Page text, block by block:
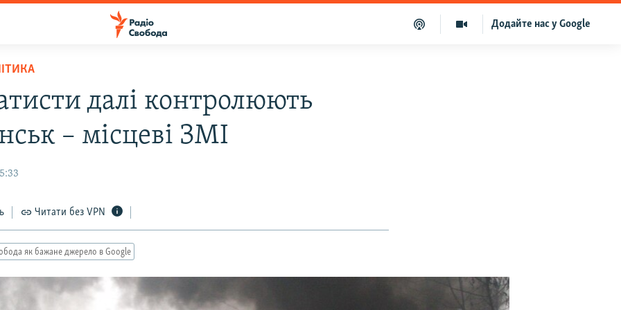
Додайте нас у Google
далі контролюють
– місцеві ЗМІ
Читати без VPN
як бажане джерело в Google